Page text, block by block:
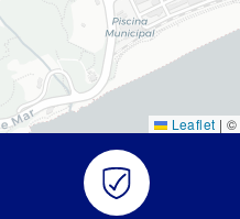
Leaflet | ©